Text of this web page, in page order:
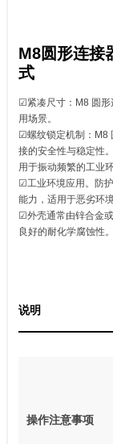
M8圆形连接
式
☑紧凑尺寸：M8 圆形
用场景。
☑螺纹锁定机制：M8
接的安全性与稳定性
用于振动频繁的工业环
☑工业环境应用。防
能力，适用于恶劣环
☑外壳通常由锌合金
良好的耐化学腐蚀性。
说明
操作注意事项